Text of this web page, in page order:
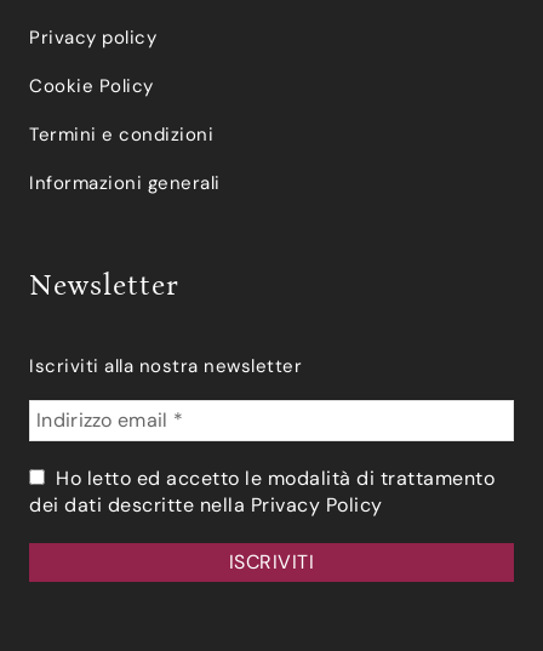
Privacy policy
Cookie Policy
Termini e condizioni
Informazioni generali
Newsletter
Iscriviti alla nostra newsletter
Ho letto ed accetto le modalità di trattamento
dei dati descritte nella Privacy Policy